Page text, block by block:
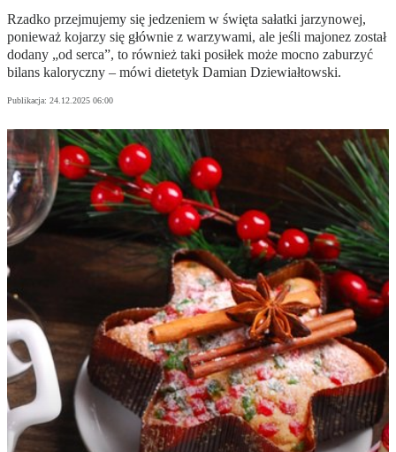
Rzadko przejmujemy się jedzeniem w święta sałatki jarzynowej,
ponieważ kojarzy się głównie z warzywami, ale jeśli majonez został
dodany „od serca”, to również taki posiłek może mocno zaburzyć
bilans kaloryczny – mówi dietetyk Damian Dziewiałtowski.
Publikacja: 24.12.2025 06:00